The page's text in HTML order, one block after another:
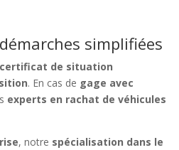
simplifiées
certificat de situation
. En cas de gage avec
experts en rachat de véhicules
, notre spécialisation dans le